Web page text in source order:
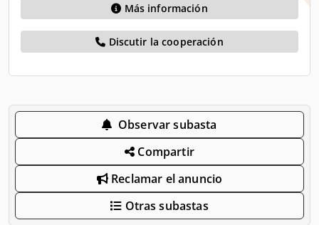
Más información
Discutir la cooperación
Observar subasta
Compartir
Reclamar el anuncio
Otras subastas